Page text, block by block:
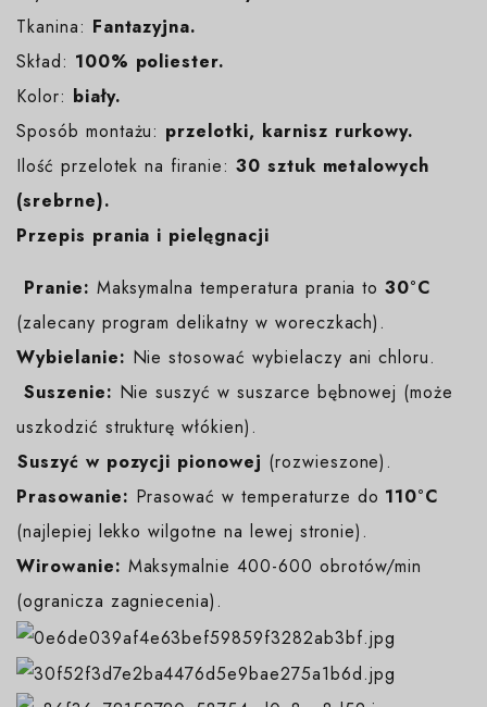
Tkanina: Fantazyjna.
Skład: 100% poliester.
Kolor: biały.
Sposób montażu: przelotki, karnisz rurkowy.
Ilość przelotek na firanie: 30 sztuk metalowych
(srebrne).
Przepis prania i pielęgnacji
Pranie: Maksymalna temperatura prania to30°C
(zalecany program delikatny w woreczkach).
Wybielanie: Nie stosować wybielaczy ani chloru.
Suszenie: Nie suszyć w suszarce bębnowej (może
uszkodzić strukturę włókien).
️Suszyć w pozycji pionowej (rozwieszone).
Prasowanie: Prasować w temperaturze do 110°C
(najlepiej lekko wilgotne na lewej stronie).
Wirowanie: Maksymalnie 400-600 obrotów/min
(ogranicza zagniecenia).